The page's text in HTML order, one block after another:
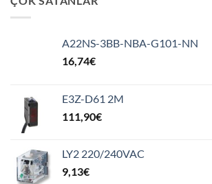
A22NS-3BB-NBA-G101-NN
16,74€
E3Z-D61 2M
111,90€
LY2 220/240VAC
9,13€